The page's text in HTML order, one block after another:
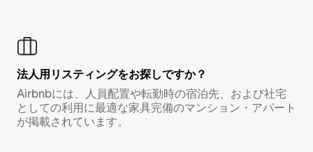
法人用リスティングをお探しですか？
Airbnbには、人員配置や転勤時の宿泊先、および社宅
としての利用に最適な家具完備のマンション・アパート
が掲載されています。